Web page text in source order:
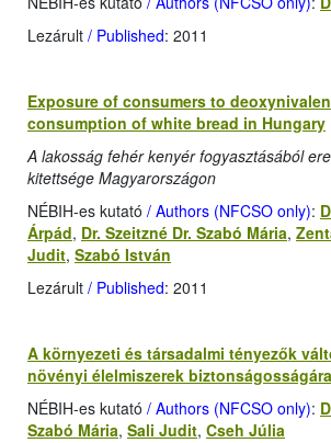
Lezárult / Published: 2011
Exposure of consumers to
consumption of white bread in Hungary
A lakosság fehér kenyér fogyasztásából
kitettsége Magyarországon
NÉBIH-es kutató / Authors (NFCSO only):
Árpád, Dr. Szeitzné Dr. Szabó Mária,
Judit, Szabó István
Lezárult / Published: 2011
A környezeti és társadalmi tényezők
növényi élelmiszerek biztonságosságára
NÉBIH-es kutató / Authors (NFCSO only):
Szabó Mária, Sali Judit, Cseh Júlia